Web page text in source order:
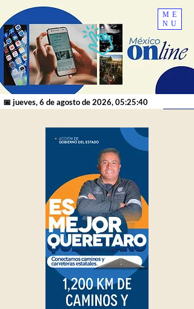
ME
NU
📅 jueves, 6 de agosto de 2026, 05:25:40